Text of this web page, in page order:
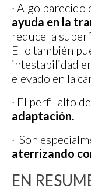
· Algo
ayuda en la
reduce la
Ello también
intestabilidad
elevado en la
· El perfil alto
adaptación.
· Son
aterrizando
EN